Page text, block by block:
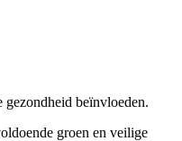
gezondheid beïnvloeden.
groen en veilige